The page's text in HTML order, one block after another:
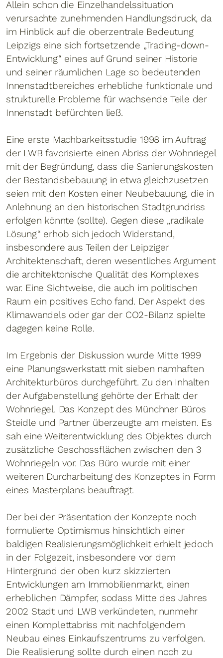
Allein schon die Einzelhandelssituation
verursachte zunehmenden Handlungsdruck, da
im Hinblick auf die oberzentrale Bedeutung
Leipzigs eine sich fortsetzende „Trading-down-
Entwicklung“ eines auf Grund seiner Historie
und seiner räumlichen Lage so bedeutenden
Innenstadtbereiches erhebliche funktionale und
strukturelle Probleme für wachsende Teile der
Innenstadt befürchten ließ.
Eine erste Machbarkeitsstudie 1998 im Auftrag
der LWB favorisierte einen Abriss der Wohnriegel
mit der Begründung, dass die Sanierungskosten
der Bestandsbebauung in etwa gleichzusetzen
seien mit den Kosten einer Neubebauung, die in
Anlehnung an den historischen Stadtgrundriss
erfolgen könnte (sollte). Gegen diese „radikale
Lösung“ erhob sich jedoch Widerstand,
insbesondere aus Teilen der Leipziger
Architektenschaft, deren wesentliches Argument
die architektonische Qualität des Komplexes
war. Eine Sichtweise, die auch im politischen
Raum ein positives Echo fand. Der Aspekt des
Klimawandels oder gar der CO2-Bilanz spielte
dagegen keine Rolle.
Im Ergebnis der Diskussion wurde Mitte 1999
eine Planungswerkstatt mit sieben namhaften
Architekturbüros durchgeführt. Zu den Inhalten
der Aufgabenstellung gehörte der Erhalt der
Wohnriegel. Das Konzept des Münchner Büros
Steidle und Partner überzeugte am meisten. Es
sah eine Weiterentwicklung des Objektes durch
zusätzliche Geschossflächen zwischen den 3
Wohnriegeln vor. Das Büro wurde mit einer
weiteren Durcharbeitung des Konzeptes in Form
eines Masterplans beauftragt.
Der bei der Präsentation der Konzepte noch
formulierte Optimismus hinsichtlich einer
baldigen Realisierungsmöglichkeit erhielt jedoch
in der Folgezeit, insbesondere vor dem
Hintergrund der oben kurz skizzierten
Entwicklungen am Immobilienmarkt, einen
erheblichen Dämpfer, sodass Mitte des Jahres
2002 Stadt und LWB verkündeten, nunmehr
einen Komplettabriss mit nachfolgendem
Neubau eines Einkaufszentrums zu verfolgen.
Die Realisierung sollte durch einen noch zu